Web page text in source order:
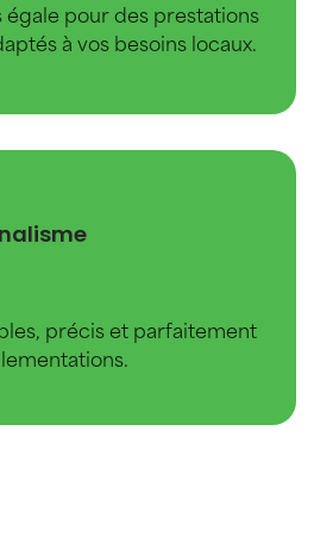
égale pour des prestations
à vos besoins locaux.
précis et parfaitement